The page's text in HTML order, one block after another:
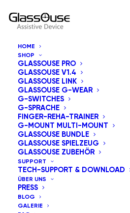
HOME
SHOP
GLASSOUSE PRO
GLASSOUSE V1.4
GLASSOUSE LINK
GLASSOUSE G-WEAR
G-SWITCHES
G-SPRACHE
FINGER-REHA-TRAINER
G-MOUNT MULTI-MOUNT
GLASSOUSE BUNDLE
GLASSOUSE SPIELZEUG
GLASSOUSE ZUBEHÖR
SUPPORT
TECH-SUPPORT & DOWNLOAD
ÜBER UNS
PRESS
BLOG
GALERIE
Alle anzeigen
Nach Aktualität
Nach Beliebtheit
Nach Preis sortieren: